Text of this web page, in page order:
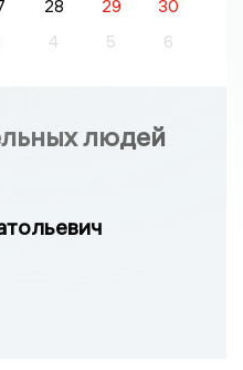
28 29
30
4 5 6
людей